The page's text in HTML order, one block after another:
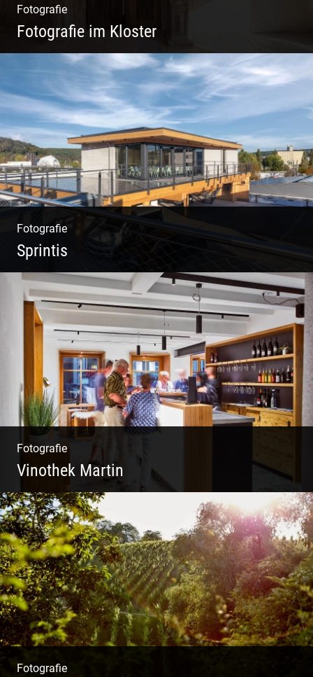
Fotografie
Fotografie im Kloster
Leben im Kloster. Nur anders. Feinste
Architektur(Fotografie)
Fotografie
Sprintis
Wer will nicht dort arbeiten?
Fotografie
Vinothek Martin
Shooting Vinothek und Ferienwohnung
Fotografie